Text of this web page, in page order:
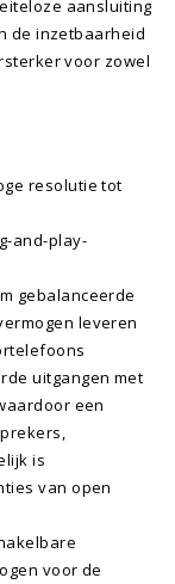
aansluiting
de inzetbaarheid
voor zowel
resolutie tot
and-play-
gebalanceerde
leveren
uitgangen met
een
is
van open
voor de